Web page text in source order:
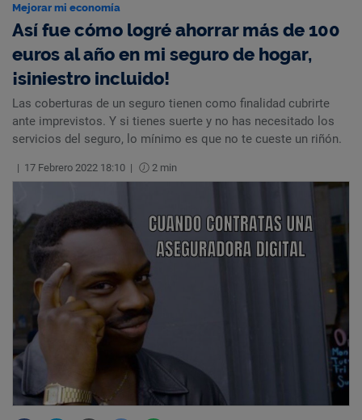
Mejorar mi economía
Así fue cómo logré ahorrar más de 100
euros al año en mi seguro de hogar,
¡siniestro incluido!
Las coberturas de un seguro tienen como finalidad cubrirte
ante imprevistos. Y si tienes suerte y no has necesitado los
servicios del seguro, lo mínimo es que no te cueste un riñón.
| 17 Febrero 2022 18:10 | 2 min